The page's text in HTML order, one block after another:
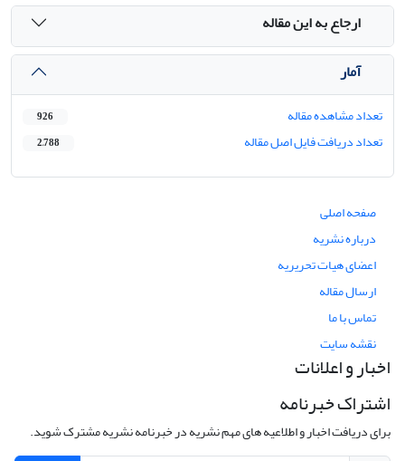
ارجاع به این مقاله
آمار
تعداد مشاهده مقاله 926
تعداد دریافت فایل اصل مقاله 2,788
صفحه اصلی
درباره نشریه
اعضای هیات تحریریه
ارسال مقاله
تماس با ما
نقشه سایت
اخبار و اعلانات
اشتراک خبرنامه
برای دریافت اخبار و اطلاعیه های مهم نشریه در خبرنامه نشریه مشترک شوید.